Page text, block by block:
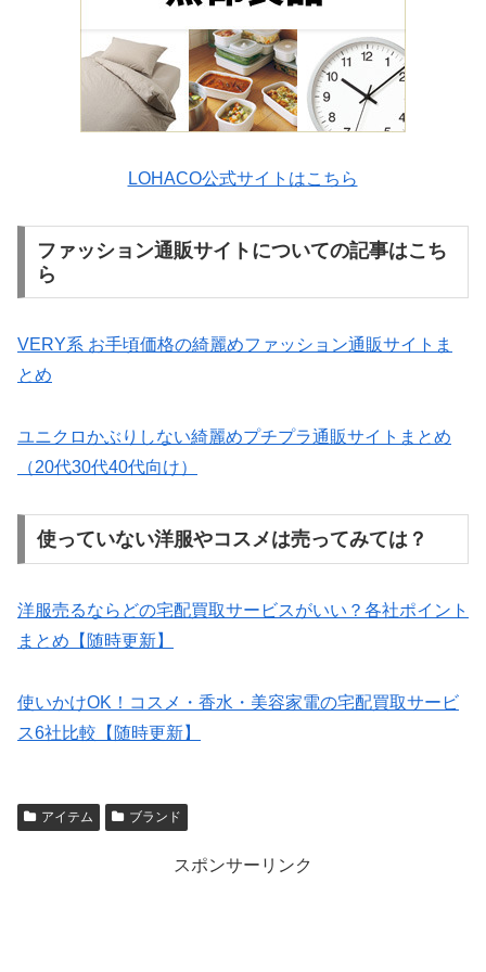
LOHACO公式サイトはこちら
ファッション通販サイトについての記事はこち
ら
VERY系 お手頃価格の綺麗めファッション通販サイトま
とめ
ユニクロかぶりしない綺麗めプチプラ通販サイトまとめ
（20代30代40代向け）
使っていない洋服やコスメは売ってみては？
洋服売るならどの宅配買取サービスがいい？各社ポイント
まとめ【随時更新】
使いかけOK！コスメ・香水・美容家電の宅配買取サービ
ス6社比較【随時更新】
アイテム ブランド
スポンサーリンク